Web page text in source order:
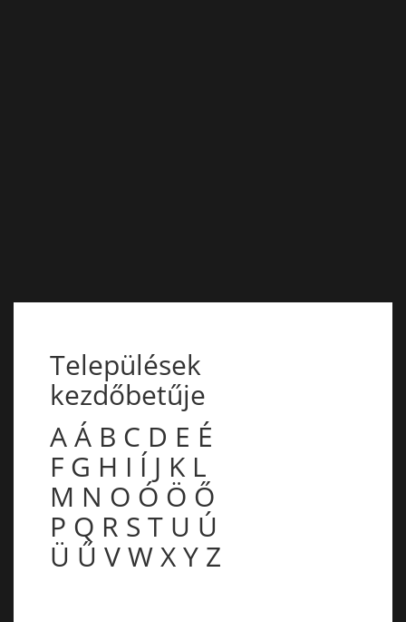
Települések
kezdőbetűje
AÁ B C D E É
F G H I Í J K L
M N O Ó Ö Ő
P Q R S T U Ú
Ü Ű VWXY Z